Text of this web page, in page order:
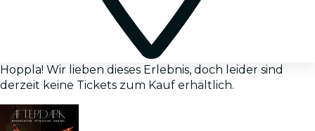
Hoppla! Wir lieben dieses Erlebnis, doch leider sind
derzeit keine Tickets zum Kauf erhältlich.